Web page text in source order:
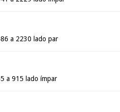
a 2230 lado par
a 915 lado ímpar